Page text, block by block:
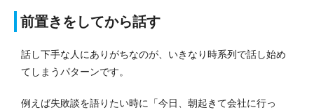
前置きをしてから話す
話し下手な人にありがちなのが、いきなり時系列で話し始め
てしまうパターンです。
例えば失敗談を語りたい時に「今日、朝起きて会社に行っ